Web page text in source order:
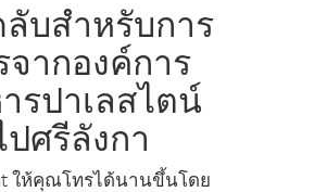
ลับสำหรับการ
จากองค์การ
รปาเลสไตน์
ปศรีลังกา
ให้คุณโทรได้นานขึ้นโดย